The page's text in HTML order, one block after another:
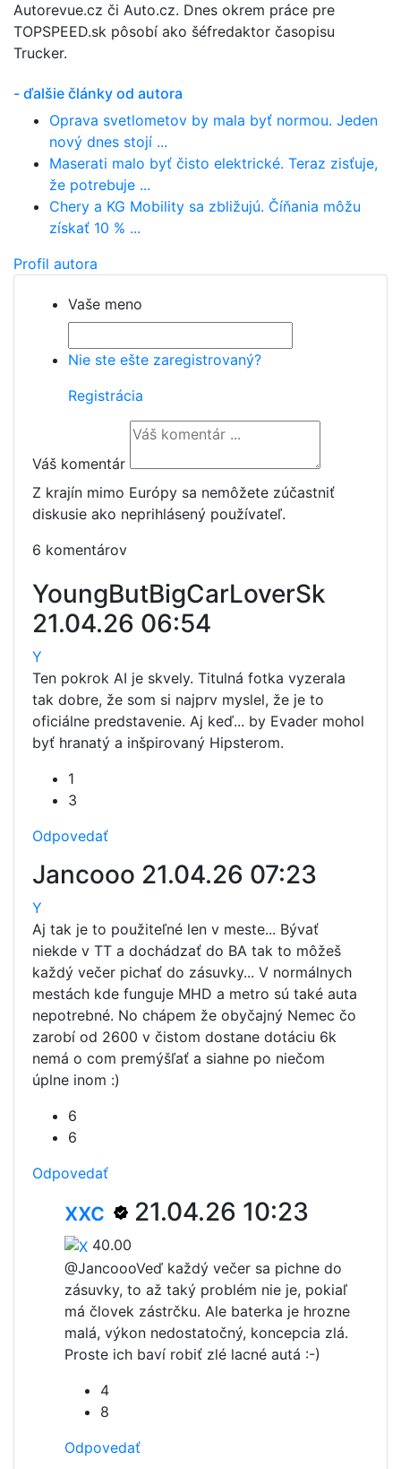
Autorevue.cz či Auto.cz. Dnes okrem práce pre
TOPSPEED.sk pôsobí ako šéfredaktor časopisu
Trucker.
- ďalšie články od autora
Oprava svetlometov by mala byť normou. Jeden
nový dnes stojí ...
Maserati malo byť čisto elektrické. Teraz zisťuje,
že potrebuje ...
Chery a KG Mobility sa zbližujú. Číňania môžu
získať 10 % ...
Profil autora
Vaše meno
Nie ste ešte zaregistrovaný?
Registrácia
Váš komentár
Z krajín mimo Európy sa nemôžete zúčastniť
diskusie ako neprihlásený používateľ.
6 komentárov
YoungButBigCarLoverSk
21.04.26 06:54
Y
Ten pokrok AI je skvely. Titulná fotka vyzerala
tak dobre, že som si najprv myslel, že je to
oficiálne predstavenie. Aj keď... by Evader mohol
byť hranatý a inšpirovaný Hipsterom.
1
3
Odpovedať
Jancooo 21.04.26 07:23
Y
Aj tak je to použiteľné len v meste... Bývať
niekde v TT a dochádzať do BA tak to môžeš
každý večer pichať do zásuvky... V normálnych
mestách kde funguje MHD a metro sú také auta
nepotrebné. No chápem že obyčajný Nemec čo
zarobí od 2600 v čistom dostane dotáciu 6k
nemá o com premýšľať a siahne po niečom
úplne inom :)
6
6
Odpovedať
xxc 21.04.26 10:23
40.00
@JancoooVeď každý večer sa pichne do
zásuvky, to až taký problém nie je, pokiaľ
má človek zástrčku. Ale baterka je hrozne
malá, výkon nedostatočný, koncepcia zlá.
Proste ich baví robiť zlé lacné autá :-)
4
8
Odpovedať